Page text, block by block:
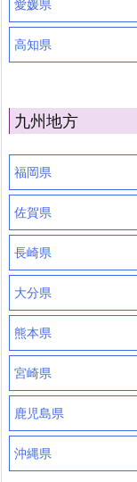
愛媛県
高知県
九州地方
福岡県
佐賀県
長崎県
大分県
熊本県
宮崎県
鹿児島県
沖縄県